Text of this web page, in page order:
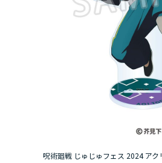
名探偵コナン
アニメ『僕のヒーローアカデミア
ハイキュー!!ジャージ＆ユニフォ
『無職転生Ⅲ ～異世界行ったら
『ふつつかな悪女ではございま
呪術廻戦 じゅじゅフェス 2024 ア